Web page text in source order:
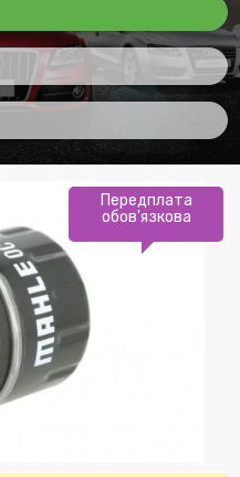
Передплата
обов'язкова